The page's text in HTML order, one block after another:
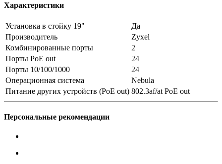
Характеристики
Установка в стойку 19"
Да
Производитель
Zyxel
Комбинированные порты
2
Порты PoE out
24
Порты 10/100/1000
24
Операционная система
Nebula
Питание других устройств (PoE out) 802.3af/at PoE out
Персональные рекомендации